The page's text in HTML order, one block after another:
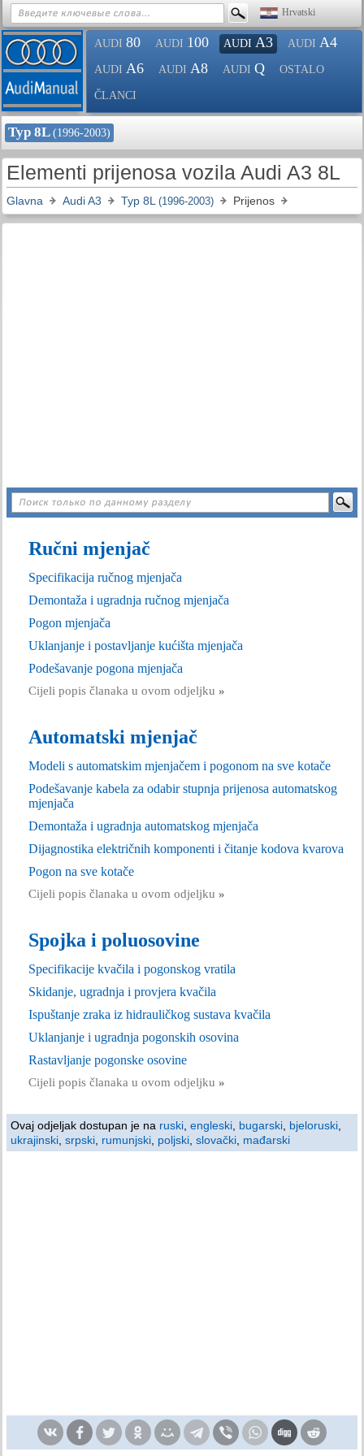
Hrvatski
AUDI 80 AUDI 100 AUDI A3 AUDI A4
AUDI A6 AUDI A8 AUDI Q OSTALO
ČLANCI
Typ 8L (1996-2003)
Elementi prijenosa vozila Audi A3 8L
Glavna Audi A3 Typ 8L (1996-2003) Prijenos
Ručni mjenjač
Specifikacija ručnog mjenjača
Demontaža i ugradnja ručnog mjenjača
Pogon mjenjača
Uklanjanje i postavljanje kućišta mjenjača
Podešavanje pogona mjenjača
Cijeli popis članaka u ovom odjeljku »
Automatski mjenjač
Modeli s automatskim mjenjačem i pogonom na sve kotače
Podešavanje kabela za odabir stupnja prijenosa automatskog
mjenjača
Demontaža i ugradnja automatskog mjenjača
Dijagnostika električnih komponenti i čitanje kodova kvarova
Pogon na sve kotače
Cijeli popis članaka u ovom odjeljku »
Spojka i poluosovine
Specifikacije kvačila i pogonskog vratila
Skidanje, ugradnja i provjera kvačila
Ispuštanje zraka iz hidrauličkog sustava kvačila
Uklanjanje i ugradnja pogonskih osovina
Rastavljanje pogonske osovine
Cijeli popis članaka u ovom odjeljku »
Ovaj odjeljak dostupan je na ruski engleski bugarski bjeloruski
ukrajinski srpski rumunjski poljski slovački mađarski